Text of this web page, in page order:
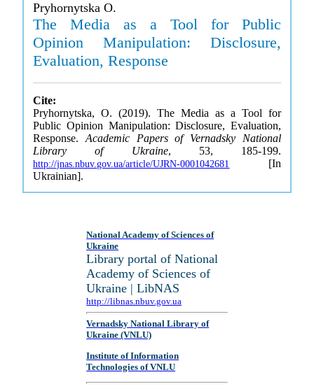
Pryhornytska O.
The Media as a Tool for Public
Opinion Manipulation: Disclosure,
Evaluation, Response
Cite:
Pryhornytska, O. (2019). The Media as a Tool for
Public Opinion Manipulation: Disclosure, Evaluation,
Response. Academic Papers of Vernadsky National
Library of Ukraine, 53, 185-199.
http://jnas.nbuv.gov.ua/article/UJRN-0001042681
[In
Ukrainian].
National Academy of Sciences of
Ukraine
Library portal of National
Academy of Sciences of
Ukraine | LibNAS
http://libnas.nbuv.gov.ua
Vernadsky National Library of
Ukraine (VNLU)
Institute of Information
Technologies of VNLU